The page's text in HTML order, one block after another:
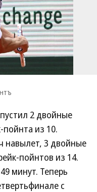
2 двойные
из 10.
навылет, 3 двойные
пойнтов из 14.
минут. Теперь
с